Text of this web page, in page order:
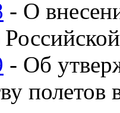
- О
- Об
полетов